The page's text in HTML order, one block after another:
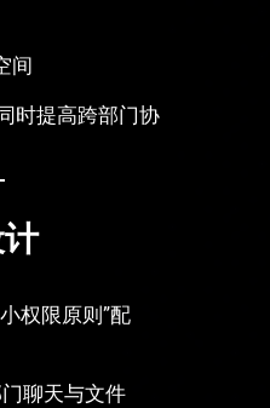
间
时提高跨部门协
权限原则”配
聊天与文件